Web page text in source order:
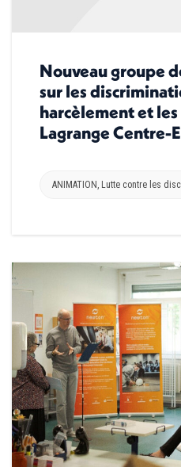
Nouveau groupe
sur les
harcèlement et
Lagrange Centre-
ANIMATION Lutte contre les